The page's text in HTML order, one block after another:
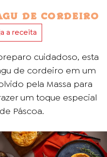
DE CORDEIRO
a receita
cuidadoso, esta
de cordeiro em um
pela Massa para
um toque especial
Páscoa.